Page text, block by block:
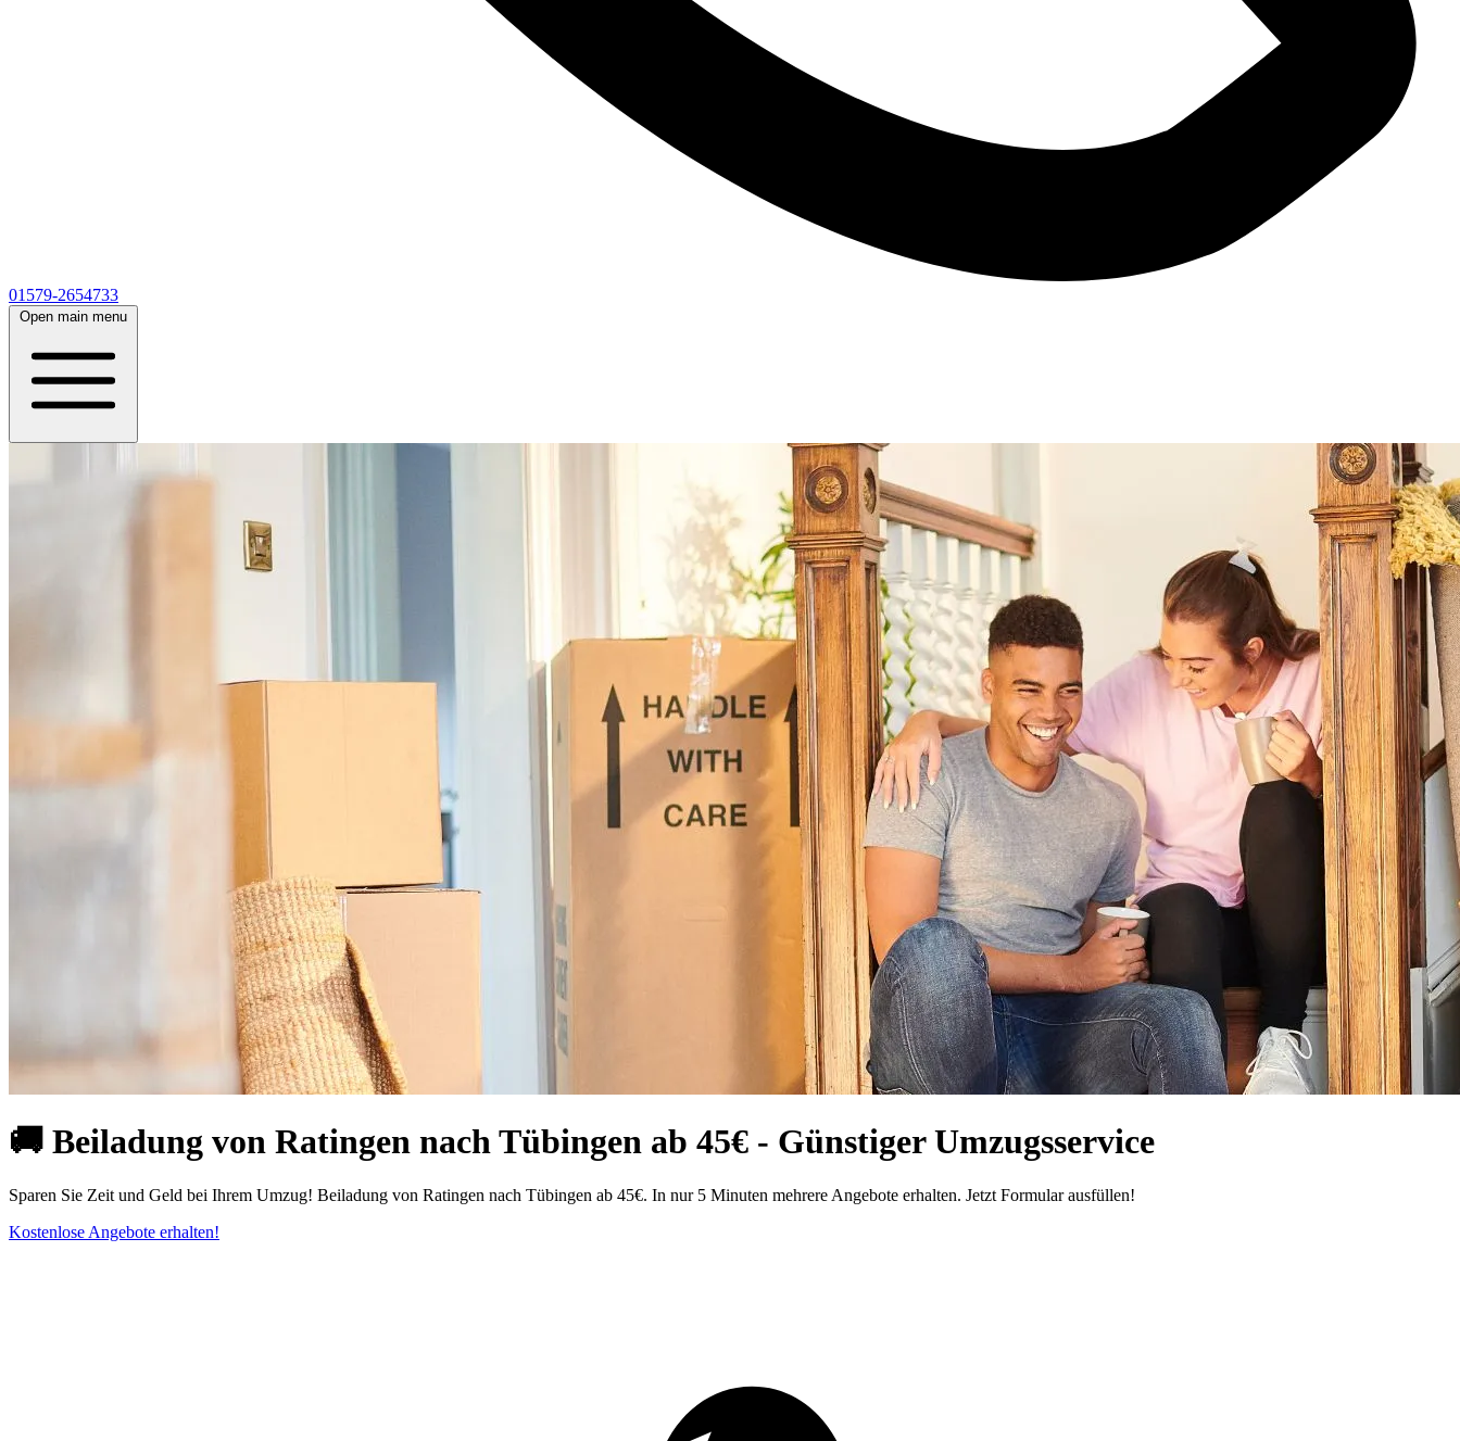
01579-2654733
Open main menu
🚚 Beiladung von Ratingen nach Tübingen ab 45€ - Günstiger Umzugsservice
Sparen Sie Zeit und Geld bei Ihrem Umzug! Beiladung von Ratingen nach Tübingen ab 45€. In nur 5 Minuten mehrere Angebote erhalten. Jetzt Formular ausfüllen!
Kostenlose Angebote erhalten!